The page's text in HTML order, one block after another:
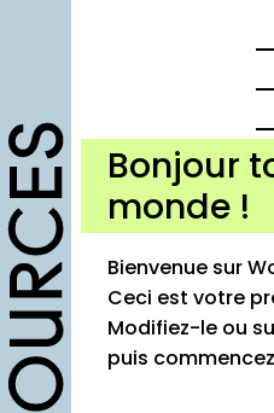
Appels à
Offres
Bonjour
monde !
Bienvenue sur
Ceci est votre
Modifiez-le ou
puis